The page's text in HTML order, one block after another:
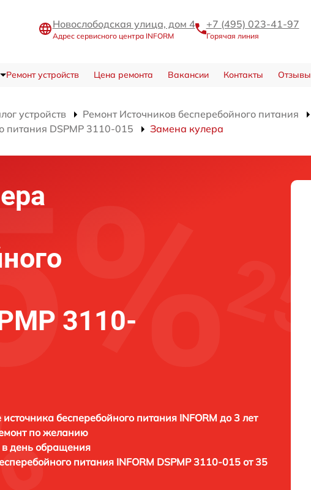
Новослободская улица, дом 4
Адрес сервисного центра INFORM
+7 (495) 023-41-97
Горячая линия
Ремонт устройств Цена ремонта Вакансии Контакты Отзывы
устройств
Ремонт Источников бесперебойного питания
питания DSPMP 3110-015
Замена кулера
3110-
источника бесперебойного питания INFORM до 3 лет
по желанию
в день обращения
питания INFORM DSPMP 3110-015 от 35